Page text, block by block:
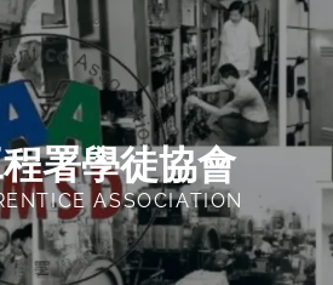
署學徒協會
ASSOCIATION